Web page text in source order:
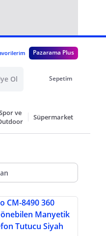
Pazarama Plus
Ol Sepetim
ve
Süpermarket